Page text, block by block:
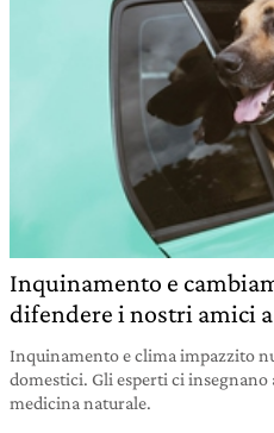
Inquinamento e
difendere i nostri amici
Inquinamento e clima impazzito
domestici. Gli esperti ci insegnano
medicina naturale.